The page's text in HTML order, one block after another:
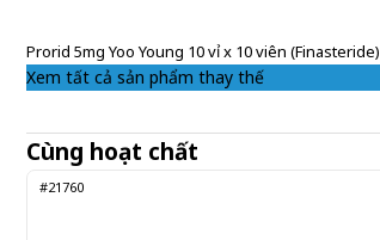
Prorid 5mg Yoo Young 10 vỉ x 10 viên (Finasteride)
Xem tất cả sản phẩm thay thế
Cùng hoạt chất
#21760